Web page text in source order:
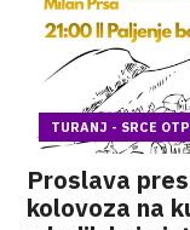
TURANJ - SRCE
Proslava
kolovoza na